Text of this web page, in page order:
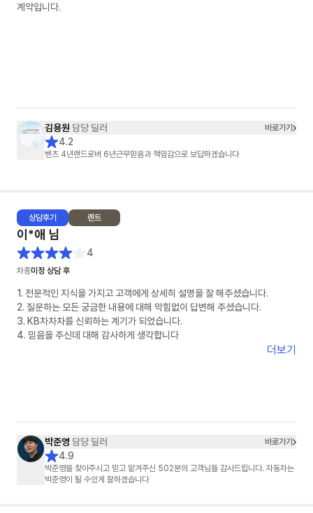
계약입니다.
김용원 담당 딜러 바로가기
4.2
벤츠 4년랜드로버 6년근무믿음과 책임감으로 보답하겠습니다
상담후기 렌트
이*애 님
4
차종미정 상담 후
1. 전문적인 지식을 가지고 고객에게 상세히 설명을 잘 해주셨습니다.
2. 질문하는 모든 궁금한 내용에 대해 막힘없이 답변해 주셨습니다.
3. KB차차차를 신뢰하는 계기가 되었습니다.
4. 믿음을 주신데 대해 감사하게 생각합니다
더보기
박준영 담당 딜러 바로가기
4.9
박준영을 찾아주시고 믿고 맡겨주신 502분의 고객님들 감사드립니다. 자동차는
박준영이 될 수있게 잘하겠습니다